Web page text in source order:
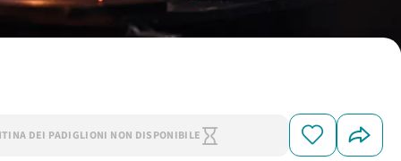
DEI PADIGLIONI NON DISPONIBILE